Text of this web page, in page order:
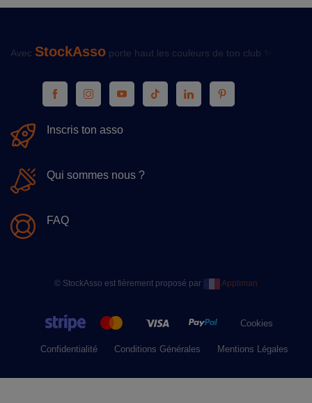
Avec StockAsso porte haut les couleurs de ton club ✨
Inscris ton asso
Qui sommes nous ?
FAQ
© StockAsso est fièrement proposé par Appliman
Cookies
Confidentialité Conditions Générales Mentions Légales